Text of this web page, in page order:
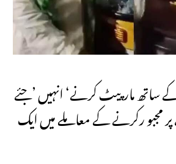
کے ساتھ مارپیٹ کرنے‘ انہیں ’جئے
مجبو رکرنے کے معاملے میں ایک